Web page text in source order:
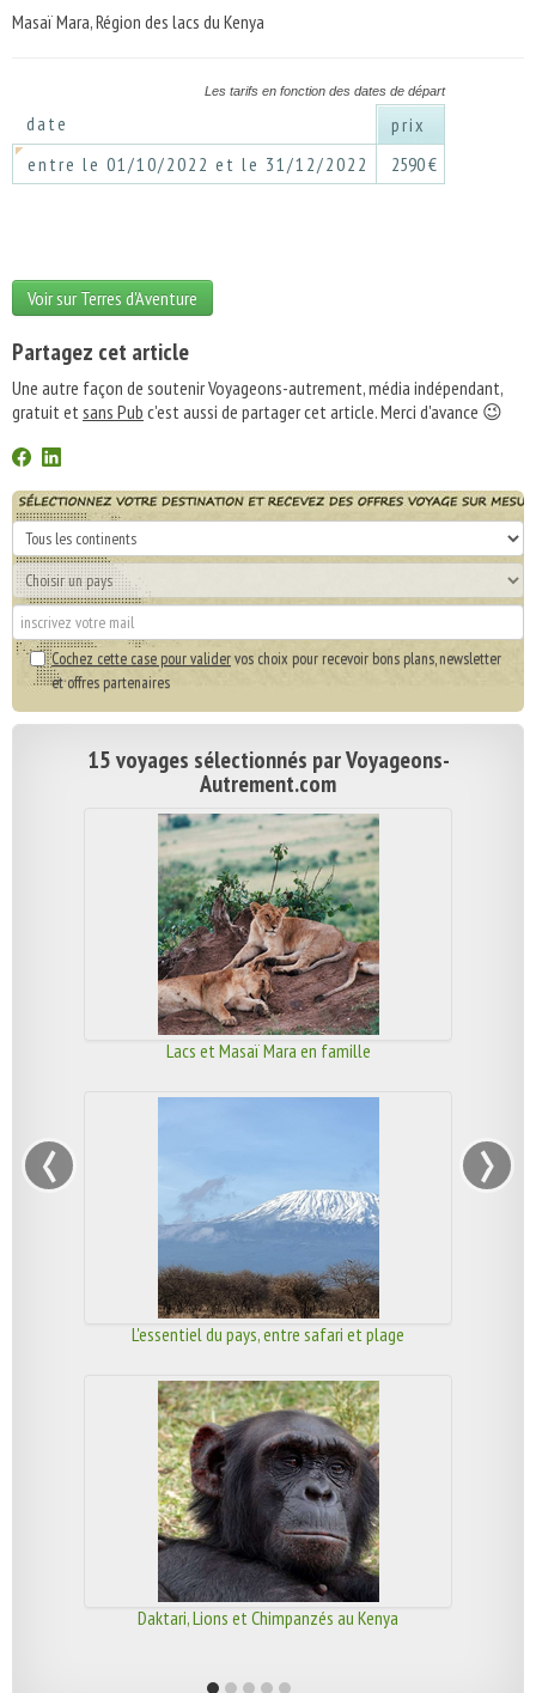
Masaï Mara, Région des lacs du Kenya
Les tarifs en fonction des dates de départ
date
prix
entre le 01/10/2022 et le 31/12/2022
2590 €
Voir sur Terres d'Aventure
Partagez cet article
Une autre façon de soutenir Voyageons-autrement, média indépendant,
gratuit etsans Pub c'est aussi de partager cet article. Merci d'avance 😉
Cochez cette case pour validervos choix pour recevoir bons plans, newsletter
et offres partenaires
15 voyages sélectionnés par Voyageons-
Autrement.com
Lacs et Masaï Mara en famille
L'essentiel du pays, entre safari et plage
Daktari, Lions et Chimpanzés au Kenya
‹ ›